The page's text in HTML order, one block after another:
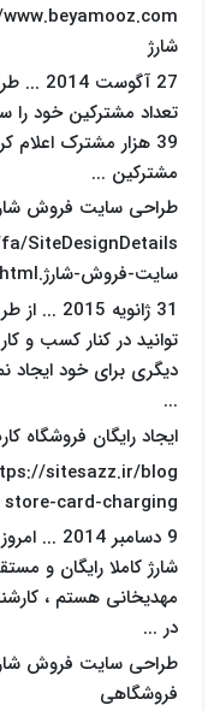
شارژ
27
تعداد مشترکین خود را سال 1392 حدود 37
39 هزار مشترک
مشترکین ...
طراحی سایت فروش
سایت-فروش-شارژ.html
31
توانید در کنار کسب و
دیگری برای خود ایجاد
...
ایجاد رایگان فروشگاه
store-card-charging
9 دسامبر
شارژ کاملا رایگان و
مهدیخانی هستم ،
در ...
طراحی سایت فروش
فروشگاهی